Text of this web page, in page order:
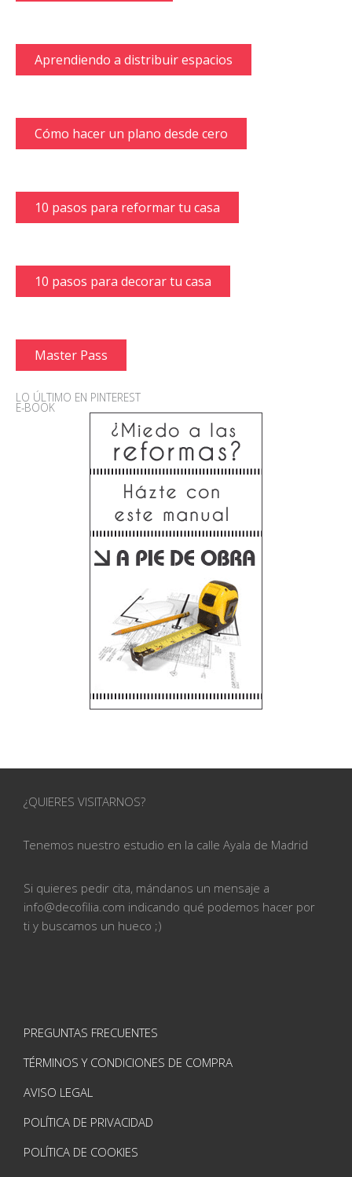
Aprendiendo a distribuir espacios
Cómo hacer un plano desde cero
10 pasos para reformar tu casa
10 pasos para decorar tu casa
Master Pass
LO ÚLTIMO EN PINTEREST
E-BOOK
¿QUIERES VISITARNOS?
Tenemos nuestro estudio en la calle Ayala de Madrid
Si quieres pedir cita, mándanos un mensaje a
info@decofilia.com indicando qué podemos hacer por
ti y buscamos un hueco ;)
PREGUNTAS FRECUENTES
TÉRMINOS Y CONDICIONES DE COMPRA
AVISO LEGAL
POLÍTICA DE PRIVACIDAD
POLÍTICA DE COOKIES